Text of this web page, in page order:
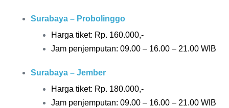
Surabaya – Probolinggo
Harga tiket: Rp. 160.000,-
Jam penjemputan: 09.00 – 16.00 – 21.00 WIB
Surabaya – Jember
Harga tiket: Rp. 180.000,-
Jam penjemputan: 09.00 – 16.00 – 21.00 WIB